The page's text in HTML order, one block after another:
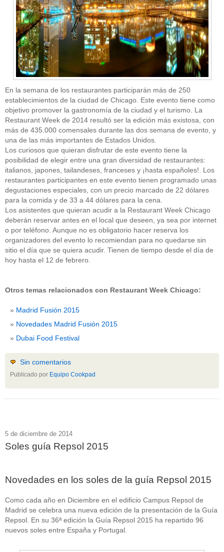
En la semana de los restaurantes participarán más de 250
establecimientos de la ciudad de Chicago. Este evento tiene como
objetivo promover la gastronomía de la ciudad y el turismo. La
Restaurant Week de 2014 resultó ser la edición más existosa, con
más de 435.000 comensales durante las dos semana de evento, y
una de las más importantes de Estados Unidos.
Los curiosos que quieran disfrutar de este evento tiene la
posibilidad de elegir entre una gran diversidad de restaurantes:
italianos, japones, tailandeses, franceses y ¡hasta españoles!. Los
restaurantes participantes en este evento tienen programado unas
degustaciones especiales, con un precio marcado de 22 dólares
para la comida y de 33 a 44 dólares para la cena.
Los asistentes que quieran acudir a la Restaurant Week Chicago
deberán reservar antes en el local que deseen, ya sea por internet
o por teléfono. Aunque no es obligatorio hacer reserva los
organizadores del evento lo recomiendan para no quedarse sin
sitio el día que se quiera acudir. Tienen de tiempo desde el día de
hoy hasta el 12 de febrero.
Otros temas relacionados con Restaurant Week Chicago:
Madrid Fusión 2015
Novedades Madrid Fusión 2015
Dubai Food Festival
Sin comentarios
Publicado por Equipo Cookpad
5 de diciembre de 2014
Soles guía Repsol 2015
Novedades en los soles de la guía Repsol 2015
Como cada año en Diciembre en el edificio Campus Repsol de
Madrid se celebra una nueva edición de la presentación de la Guía
Repsol. En su 36ª edición la Guía Repsol 2015 ha repartido 96
nuevos soles entre España y Portugal.